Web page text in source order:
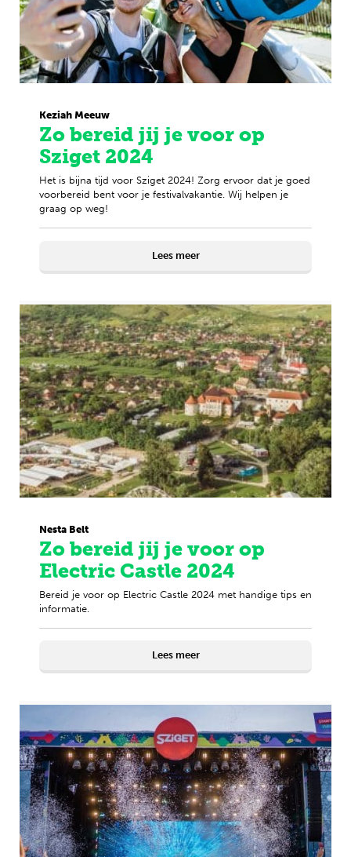
Keziah Meeuw
Zo bereid jij je voor op
Sziget 2024
Het is bijna tijd voor Sziget 2024! Zorg ervoor dat je goed
voorbereid bent voor je festivalvakantie. Wij helpen je
graag op weg!
Lees meer
Nesta Belt
Zo bereid jij je voor op
Electric Castle 2024
Bereid je voor op Electric Castle 2024 met handige tips en
informatie.
Lees meer